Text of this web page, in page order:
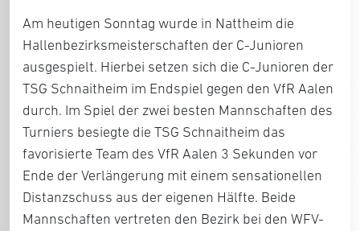
Am heutigen Sonntag wurde in Nattheim die
Hallenbezirksmeisterschaften der C-Junioren
ausgespielt. Hierbei setzen sich die C-Junioren der
TSG Schnaitheim im Endspiel gegen den VfR Aalen
durch. Im Spiel der zwei besten Mannschaften des
Turniers besiegte die TSG Schnaitheim das
favorisierte Team des VfR Aalen 3 Sekunden vor
Ende der Verlängerung mit einem sensationellen
Distanzschuss aus der eigenen Hälfte. Beide
Mannschaften vertreten den Bezirk bei den WFV-